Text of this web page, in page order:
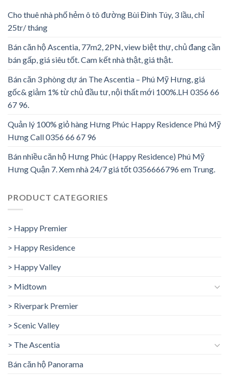
Cho thuê nhà phố hẻm ô tô đường Bùi Đình Túy, 3 lầu, chỉ
25tr/ tháng
Bán căn hộ Ascentia, 77m2, 2PN, view biệt thự, chủ đang cần
bán gấp, giá siêu tốt. Cam kết nhà thật, giá thật.
Bán căn 3 phòng dự án The Ascentia – Phú Mỹ Hưng, giá
gốc& giảm 1% từ chủ đầu tư, nội thất mới 100%.LH 0356 66
67 96.
Quản lý 100% giỏ hàng Hưng Phúc Happy Residence Phú Mỹ
Hưng Call 0356 66 67 96
Bán nhiều căn hộ Hưng Phúc (Happy Residence) Phú Mỹ
Hưng Quận 7. Xem nhà 24/7 giá tốt 0356666796 em Trung.
PRODUCT CATEGORIES
> Happy Premier
> Happy Residence
> Happy Valley
> Midtown
> Riverpark Premier
> Scenic Valley
> The Ascentia
Bán căn hộ Panorama